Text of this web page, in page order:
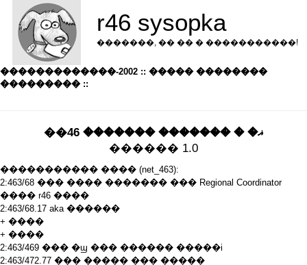
r46 sysopka
�������, �� �� � �����������!
�������������-2002 :: ����� ��������
��������� ::
��ޣ� � ������� ������� 46
������ 1.0
����������� ���� (net_463):
2:463/68 ��� ���� ������� ��� Regional Coordinator
���� r46 ����
2:463/68.17 aka ������
+ ����
+ ����
2:463/469 ��� �ϣ ��� ������ �����i
2:463/472.77 ��� ����� ��� �����